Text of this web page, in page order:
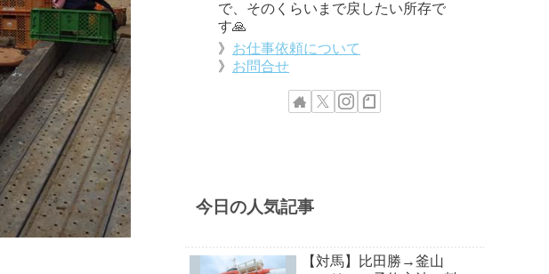
で、そのくらいまで戻したい所存で
す🙏
》 お仕事依頼について
》 お問合せ
今日の人気記事
【対馬】比田勝→釜山